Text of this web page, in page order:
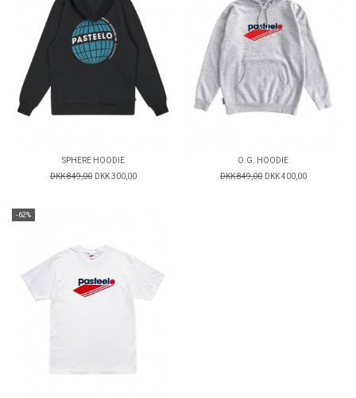
SPHERE HOODIE
DKK 849,00 DKK 300,00
O.G. HOODIE
DKK 849,00 DKK 400,00
-62%